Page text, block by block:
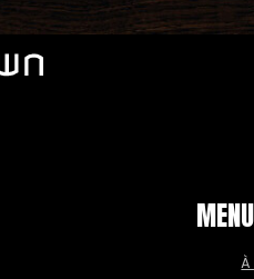
MENU